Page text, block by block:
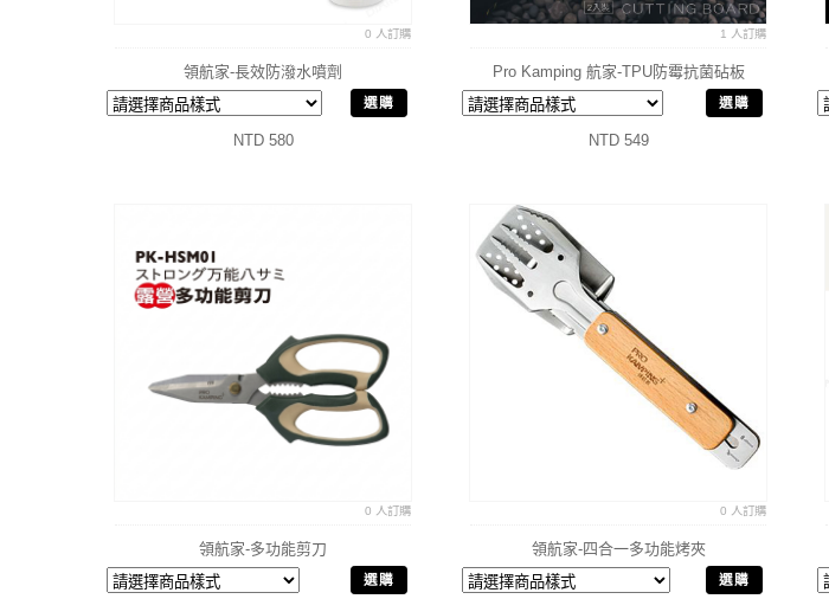
0 人訂購
領航家-長效防潑水噴劑
選購
NTD 580
1 人訂購
Pro Kamping 航家-TPU防霉抗菌砧板
選購
NTD 549
0 人訂購
領航家-多功能剪刀
選購
0 人訂購
領航家-四合一多功能烤夾
選購